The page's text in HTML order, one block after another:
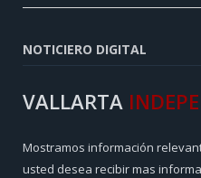
NOTICIERO DIGITAL
VALLARTA
Mostramos información
usted desea recibir mas